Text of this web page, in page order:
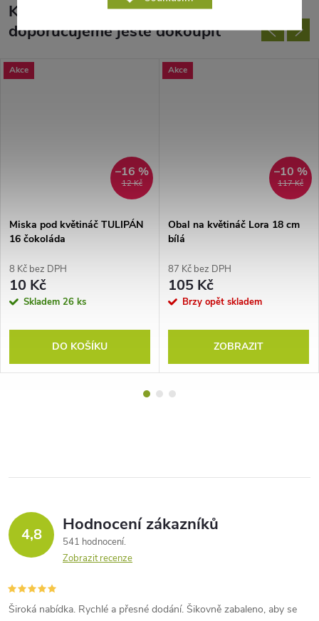
K tomuto produktu
doporučujeme ještě dokoupit
Akce
12 Kč
–16 %
Miska pod květináč TULIPÁN
16 čokoláda
8 Kč bez DPH
10 Kč
Skladem 26 ks
DO KOŠÍKU
Akce
117 Kč
–10 %
Obal na květináč Lora 18 cm
bílá
87 Kč bez DPH
105 Kč
Brzy opět skladem
ZOBRAZIT
4,8 Hodnocení zákazníků
541 hodnocení
Zobrazit recenze
Široká nabídka. Rychlé a přesné dodání. Šikovně zabaleno, aby se